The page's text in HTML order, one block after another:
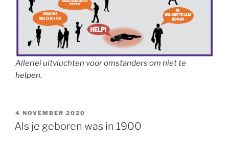
Allerlei uitvluchten voor omstanders om niet te
helpen.
GEPLAATST
OP
4 NOVEMBER 2020
Als je geboren was in 1900